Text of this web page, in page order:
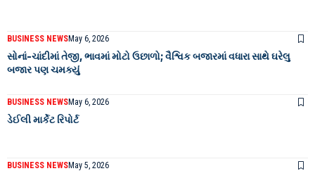
BUSINESS NEWSMay 6, 2026
સોનાં-ચાંદીમાં તેજી, ભાવમાં મોટો ઉછાળો; વૈશ્વિક બજારમાં વધારા સાથે ઘરેલુ
બજાર પણ ચમક્યું
BUSINESS NEWSMay 6, 2026
ડેઈલી માર્કેટ રિપોર્ટ
BUSINESS NEWSMay 5, 2026